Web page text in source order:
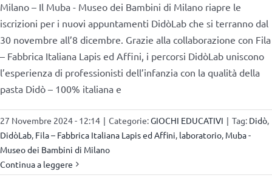
Milano – Il Muba - Museo dei Bambini di Milano riapre le
iscrizioni per i nuovi appuntamenti DidòLab che si terranno dal
30 novembre all’8 dicembre. Grazie alla collaborazione con Fila
– Fabbrica Italiana Lapis ed Affini, i percorsi DidòLab uniscono
l’esperienza di professionisti dell’infanzia con la qualità della
pasta Didò – 100% italiana e
27 Novembre 2024 - 12:14 | Categorie:GIOCHI EDUCATIVI | Tag: Didò,
DidòLab, Fila – Fabbrica Italiana Lapis ed Affini, laboratorio, Muba -
Museo dei Bambini di Milano
Continua a leggere